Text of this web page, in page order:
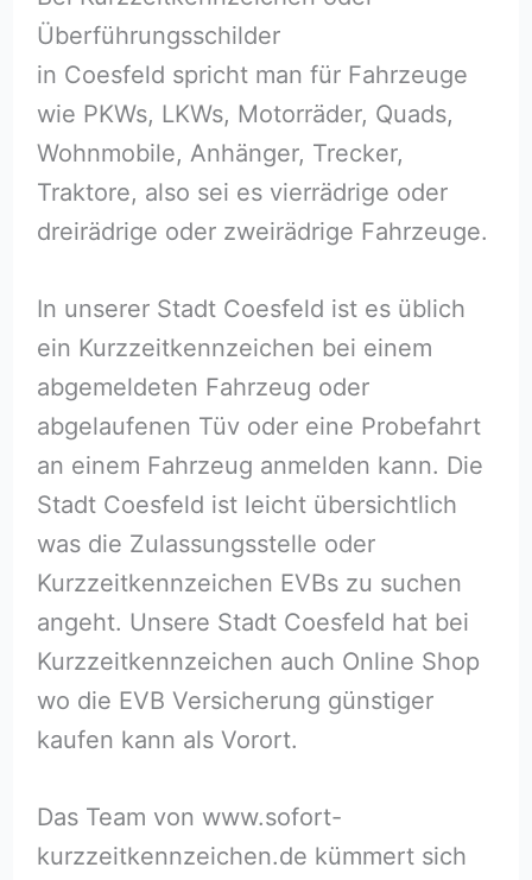
Überführungsschilder
in Coesfeld spricht man für Fahrzeuge
wie PKWs, LKWs, Motorräder, Quads,
Wohnmobile, Anhänger, Trecker,
Traktore, also sei es vierrädrige oder
dreirädrige oder zweirädrige Fahrzeuge.
In unserer Stadt Coesfeld ist es üblich
ein Kurzzeitkennzeichen bei einem
abgemeldeten Fahrzeug oder
abgelaufenen Tüv oder eine Probefahrt
an einem Fahrzeug anmelden kann. Die
Stadt Coesfeld ist leicht übersichtlich
was die Zulassungsstelle oder
Kurzzeitkennzeichen EVBs zu suchen
angeht. Unsere Stadt Coesfeld hat bei
Kurzzeitkennzeichen auch Online Shop
wo die EVB Versicherung günstiger
kaufen kann als Vorort.
Das Team von www.sofort-
kurzzeitkennzeichen.de kümmert sich